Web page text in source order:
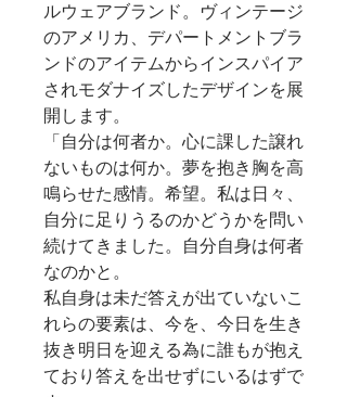
ルウェアブランド。ヴィンテージ
のアメリカ、デパートメントブラ
ンドのアイテムからインスパイア
されモダナイズしたデザインを展
開します。
「自分は何者か。心に課した譲れ
ないものは何か。夢を抱き胸を高
鳴らせた感情。希望。私は日々、
自分に足りうるのかどうかを問い
続けてきました。自分自身は何者
なのかと。
私自身は未だ答えが出ていないこ
れらの要素は、今を、今日を生き
抜き明日を迎える為に誰もが抱え
ており答えを出せずにいるはずで